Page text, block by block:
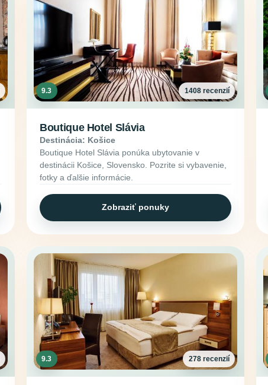
9.3 1408 recenzií
Boutique Hotel Slávia
Destinácia: Košice
Boutique Hotel Slávia ponúka ubytovanie v
destinácii Košice, Slovensko. Pozrite si vybavenie,
fotky a ďalšie informácie.
Zobraziť ponuky
9.3 278 recenzií